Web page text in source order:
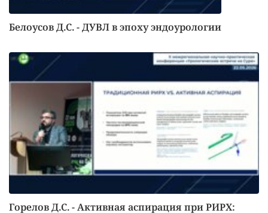
Белоусов Д.С. - ДУВЛ в эпоху эндоурологии
Горелов Д.С. - Активная аспирация при РИРХ: